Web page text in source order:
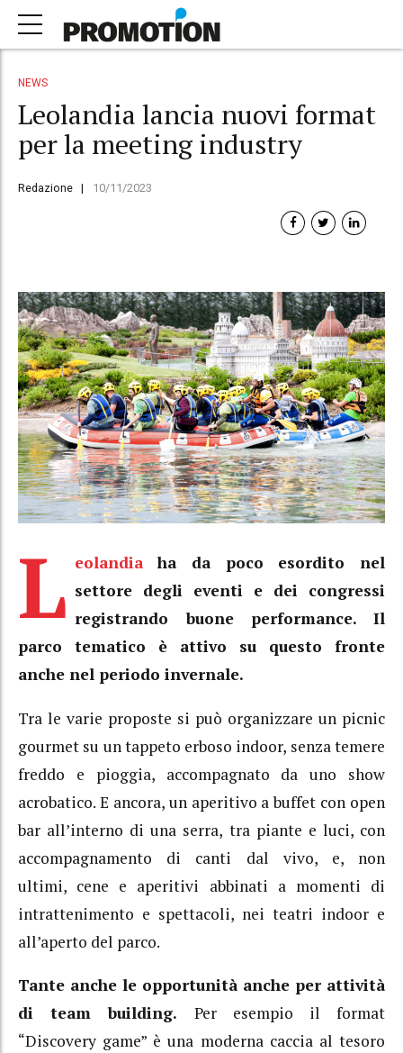
NEWS
Leolandia lancia nuovi format
per la meeting industry
Redazione 10/11/2023
L eolandia
ha da poco esordito nel
settore degli eventi e dei congressi
registrando buone performance. Il
parco tematico è attivo su questo fronte
anche nel periodo invernale.
Tra le varie proposte si può organizzare un picnic
gourmet su un tappeto erboso indoor, senza temere
freddo e pioggia, accompagnato da uno show
acrobatico. E ancora, un aperitivo a buffet con open
bar all’interno di una serra, tra piante e luci, con
accompagnamento di canti dal vivo, e, non
ultimi, cene e aperitivi abbinati a momenti di
intrattenimento e spettacoli, nei teatri indoor e
all’aperto del parco.
Tante anche le opportunità anche per attività
di team building. Per esempio il format
“Discovery game” è una moderna caccia al tesoro